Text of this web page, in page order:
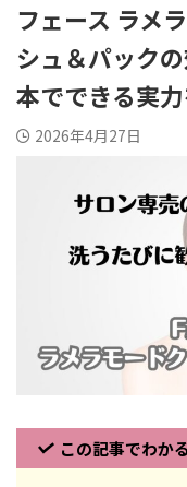
フェース ラメ
シュ＆パック
本でできる実
2026年4月27日
この記事でわか